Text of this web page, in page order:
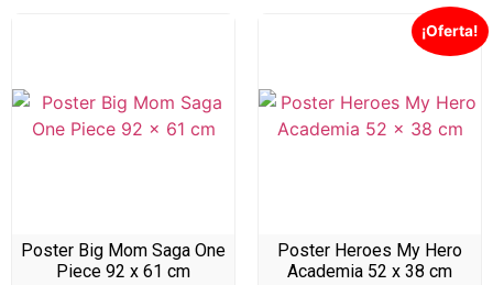
Poster Big Mom Saga One
Piece 92 x 61 cm
¡Oferta!
Poster Heroes My Hero
Academia 52 x 38 cm